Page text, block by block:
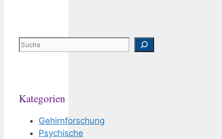
Suchen
Kategorien
Gehirnforschung
Psychische